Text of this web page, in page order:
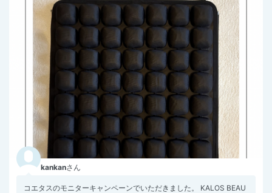
kankanさん
コエタスのモニターキャンペーンでいただきました。 KALOS BEAU